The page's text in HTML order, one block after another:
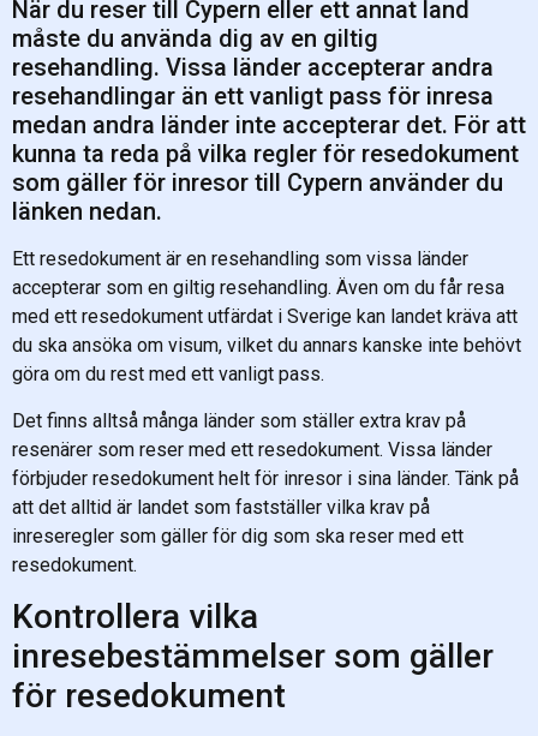
När du reser till Cypern eller ett annat land
måste du använda dig av en giltig
resehandling. Vissa länder accepterar andra
resehandlingar än ett vanligt pass för inresa
medan andra länder inte accepterar det. För att
kunna ta reda på vilka regler för resedokument
som gäller för inresor till Cypern använder du
länken nedan.
Ett resedokument är en resehandling som vissa länder
accepterar som en giltig resehandling. Även om du får resa
med ett resedokument utfärdat i Sverige kan landet kräva att
du ska ansöka om visum, vilket du annars kanske inte behövt
göra om du rest med ett vanligt pass.
Det finns alltså många länder som ställer extra krav på
resenärer som reser med ett resedokument. Vissa länder
förbjuder resedokument helt för inresor i sina länder. Tänk på
att det alltid är landet som fastställer vilka krav på
inreseregler som gäller för dig som ska reser med ett
resedokument.
Kontrollera vilka
inresebestämmelser som gäller
för resedokument